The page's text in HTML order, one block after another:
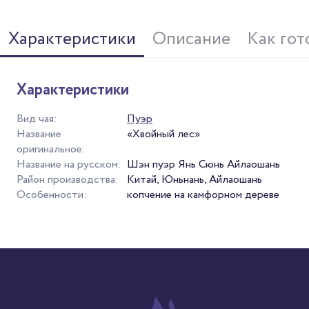
Характеристики Описание Как
Характеристики
Вид чая:
Пуэр
Название
оригинальное:
«Хвойный лес»
Название на русском: Шэн пуэр Янь Сюнь Айлаошань
Район производства:
Китай, Юньнань, Айлаошань
Особенности:
копчение на камфорном дереве